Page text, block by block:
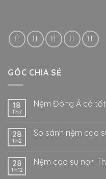
GÓC CHIA SẺ
18
Th7
Nệm Đông Á có
28
Th2
So sánh nệm cao
28
Th12
Nệm cao su non